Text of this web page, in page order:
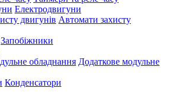
Електродвигуни
Автомати захисту
Запобіжники
Додаткове модульне
Конденсатори